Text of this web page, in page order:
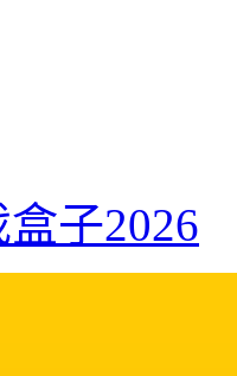
盒子2026